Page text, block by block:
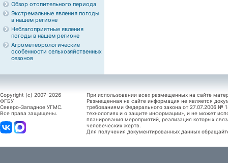
Обзор отопительного периода
Экстремальные явления погоды
в нашем регионе
Неблагоприятные явления
погоды в нашем регионе
Агрометеорологические
особенности сельхозяйственных
сезонов
Copyright (c) 2007-2026
ФГБУ
Северо-Западное УГМС.
Все права защищены.
При использовании всех размещенных на сайте
Размещенная на сайте информация не является
требованиями Федерального закона от 27.07.2006
технологиях и о защите информации», и не может
планирования мероприятий, реализация которых
человеческих жертв.
Для получения документированных данных